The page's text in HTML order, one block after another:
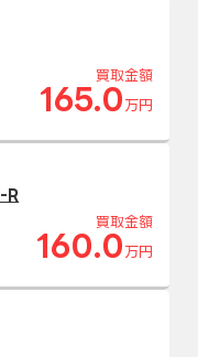
買取金額
165.0 万円
R
買取金額
160.0 万円